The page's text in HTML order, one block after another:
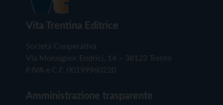
Vita Trentina Editrice
Società Cooperativa
Via Monsignor Endrici, 14 – 38122 Trento
P.IVA e C.F. 00199960220
Amministrazione trasparente